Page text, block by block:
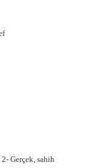
Gerçek, sahih